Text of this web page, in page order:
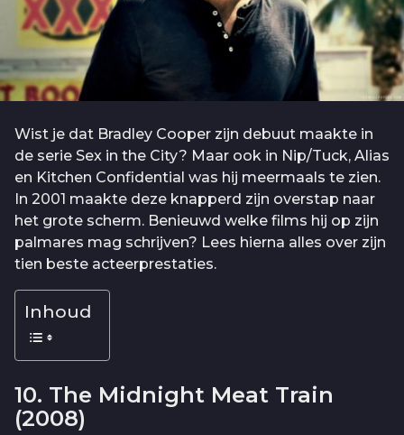
Wist je dat Bradley Cooper zijn debuut maakte in
de serie Sex in the City? Maar ook in Nip/Tuck, Alias
en Kitchen Confidential was hij meermaals te zien.
In 2001 maakte deze knapperd zijn overstap naar
het grote scherm. Benieuwd welke films hij op zijn
palmares mag schrijven? Lees hierna alles over zijn
tien beste acteerprestaties.
Inhoud
10. The Midnight Meat Train
(2008)